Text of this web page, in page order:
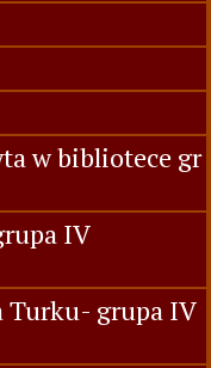
w bibliotece gr
IV
Turku- grupa IV